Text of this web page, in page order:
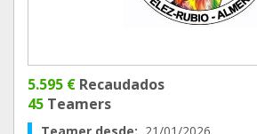
5.595 € Recaudados
45 Teamers